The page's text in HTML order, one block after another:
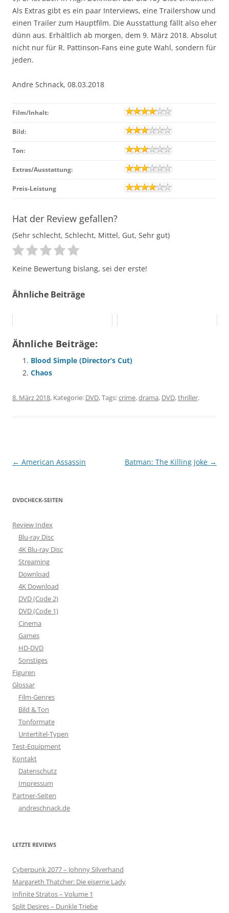
Als Extras gibt es ein paar Interviews, eine Trailershow und
einen Trailer zum Hauptfilm. Die Ausstattung fällt also eher
dünn aus. Erhältlich ab morgen, dem 9. März 2018. Absolut
nicht nur für R. Pattinson-Fans eine gute Wahl, sondern für
jeden.
Andre Schnack, 08.03.2018
Film/Inhalt:
Bild:
Ton:
Extras/Ausstattung:
Preis-Leistung
Hat der Review gefallen?
(Sehr schlecht, Schlecht, Mittel, Gut, Sehr gut)
Keine Bewertung bislang, sei der erste!
Ähnliche Beiträge
Ähnliche Beiträge:
Blood Simple (Director’s Cut)
Chaos
8. März 2018, Kategorie: DVD, Tags:crime,drama, DVD,thriller.
Beitragsnavigation
← American Assassin Batman: The Killing Joke →
DVDCHECK-SEITEN
Review Index
Blu-ray Disc
4K Blu-ray Disc
Streaming
Download
4K Download
DVD (Code 2)
DVD (Code 1)
Cinema
Games
HD-DVD
Sonstiges
Figuren
Glossar
Film-Genres
Bild & Ton
Tonformate
Untertitel-Typen
Test-Equipment
Kontakt
Datenschutz
Impressum
Partner-Seiten
andreschnack.de
LETZTE REVIEWS
Cyberpunk 2077 – Johnny Silverhand
Margareth Thatcher: Die eiserne Lady
Infinite Stratos – Volume 1
Split Desires – Dunkle Triebe